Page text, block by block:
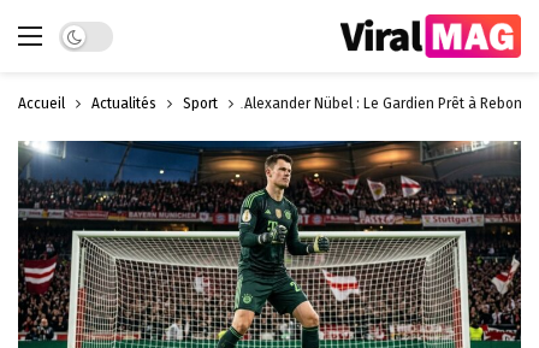
Dark mode
Accueil Actualités Sport Alexander Nübel : Le Gardien Prêt à